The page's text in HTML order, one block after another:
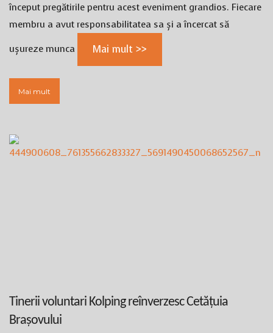
început pregătirile pentru acest eveniment grandios. Fiecare
membru a avut responsabilitatea sa și a încercat să
ușureze munca
Mai mult >>
Mai mult
Tinerii voluntari Kolping reînverzesc Cetățuia
Brașovului